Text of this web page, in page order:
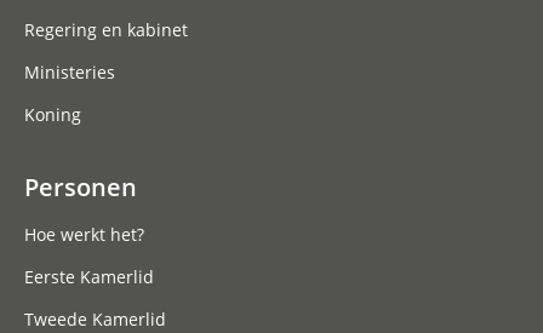
Regering en kabinet
Ministeries
Koning
Personen
Hoe werkt het?
Eerste Kamerlid
Tweede Kamerlid